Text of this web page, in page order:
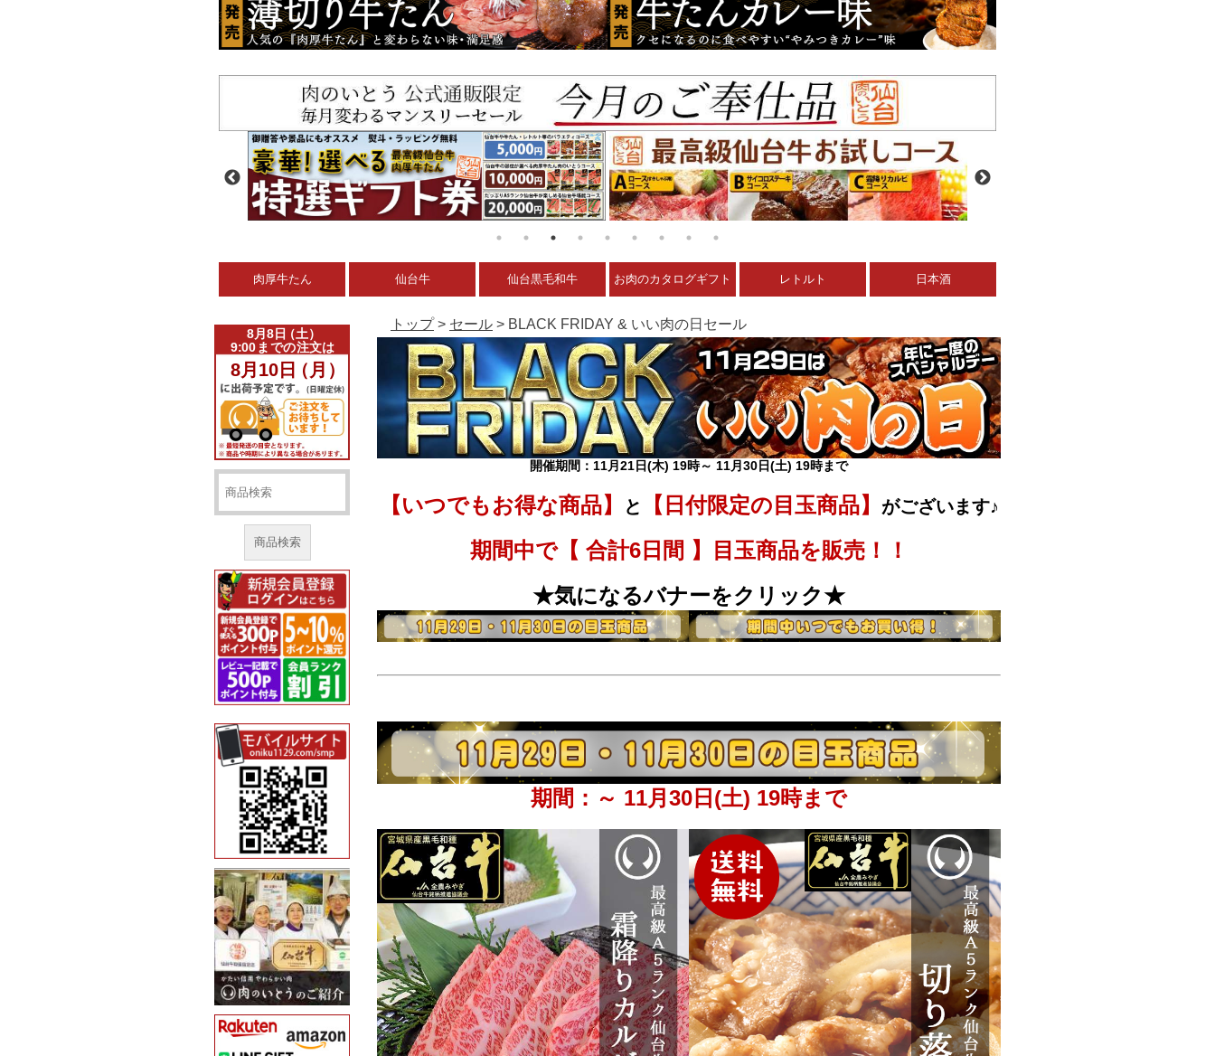
肉厚牛たん 仙台牛 仙台黒毛和牛 お肉のカタログギフト レトルト 日本酒
商品検索
トップ> セール > BLACK FRIDAY & いい肉の日セール
開催期間：11月21日(木) 19時～ 11月30日(土) 19時まで
【いつでもお得な商品】 と 【日付限定の目玉商品】 がございます♪
期間中で【 合計6日間 】目玉商品を販売！！
★気になるバナーをクリック★
期間：～ 11月30日(土) 19時まで